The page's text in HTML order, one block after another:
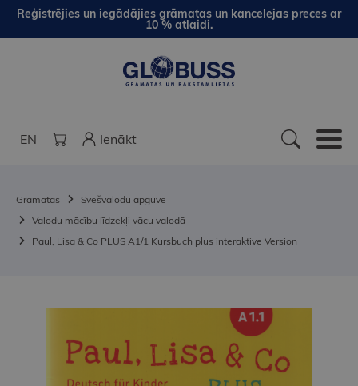
Reģistrējies un iegādājies grāmatas un kancelejas preces ar
10 % atlaidi.
EN Ienākt
Grāmatas
Svešvalodu apguve
Valodu mācību līdzekļi vācu valodā
Paul, Lisa & Co PLUS A1/1 Kursbuch plus interaktive Version